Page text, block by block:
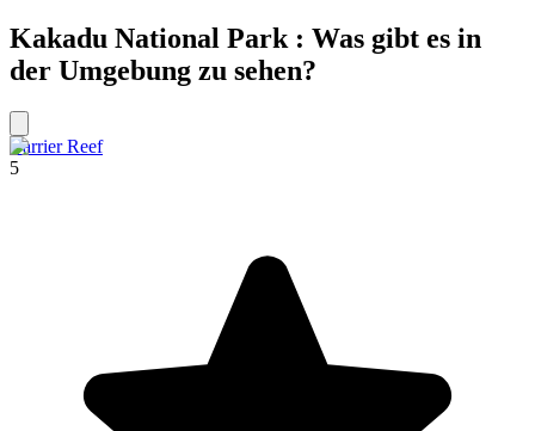
Kakadu National Park : Was gibt es in
der Umgebung zu sehen?
Barrier Reef
5